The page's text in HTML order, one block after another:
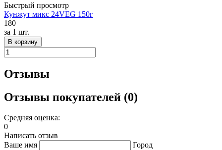
Быстрый просмотр
Кунжут микс 24VEG 150г
180
за 1 шт.
В корзину
Отзывы
Отзывы покупателей (0)
Средняя оценка:
0
Написать отзыв
Ваше имя
Город